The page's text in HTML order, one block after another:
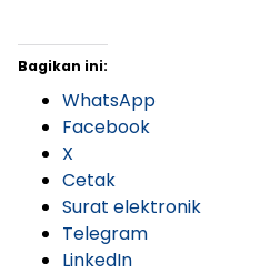
Bagikan ini:
WhatsApp
Facebook
X
Cetak
Surat elektronik
Telegram
LinkedIn